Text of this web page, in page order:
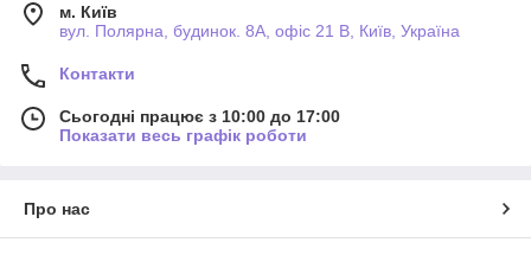
м. Київ
вул. Полярна, будинок. 8А, офіс 21 В, Київ, Україна
Контакти
Сьогодні працює з 10:00 до 17:00
Показати весь графік роботи
Про нас